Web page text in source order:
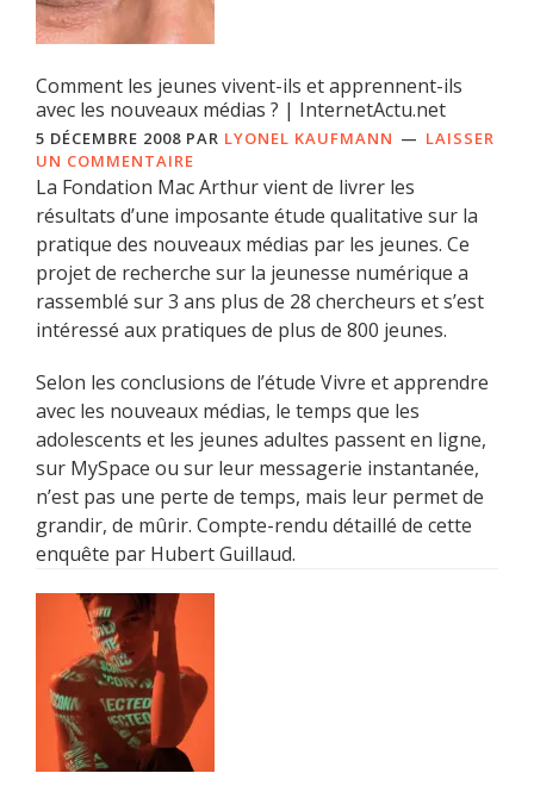
Comment les jeunes vivent-ils et apprennent-ils
avec les nouveaux médias ? | InternetActu.net
5 DÉCEMBRE 2008 PAR LYONEL KAUFMANN
LAISSER
UN COMMENTAIRE
La Fondation Mac Arthur vient de livrer les
résultats d’une imposante étude qualitative sur la
pratique des nouveaux médias par les jeunes. Ce
projet de recherche sur la jeunesse numérique a
rassemblé sur 3 ans plus de 28 chercheurs et s’est
intéressé aux pratiques de plus de 800 jeunes.
Selon les conclusions de l’étude Vivre et apprendre
avec les nouveaux médias, le temps que les
adolescents et les jeunes adultes passent en ligne,
sur MySpace ou sur leur messagerie instantanée,
n’est pas une perte de temps, mais leur permet de
grandir, de mûrir. Compte-rendu détaillé de cette
enquête par Hubert Guillaud.